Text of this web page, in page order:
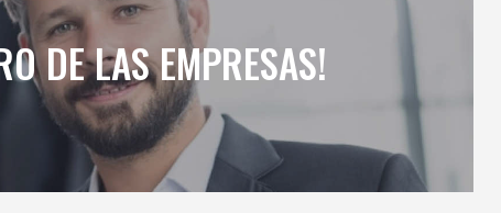
DE LAS EMPRESAS!